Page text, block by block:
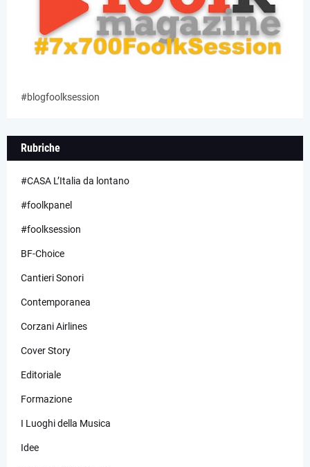
#blogfoolksession
Rubriche
#CASA L’Italia da lontano
#foolkpanel
#foolksession
BF-Choice
Cantieri Sonori
Contemporanea
Corzani Airlines
Cover Story
Editoriale
Formazione
I Luoghi della Musica
Idee